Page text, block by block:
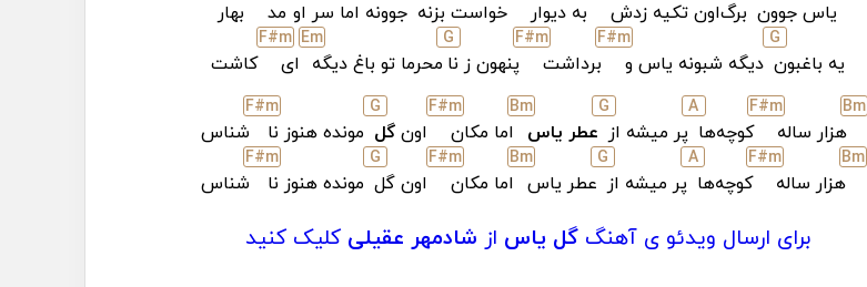
یاس جوون برگ‌اون تکیه زدش به دیوار خواست بزنه جوونه اما سر او مد بهار
یه باغبون
G
دیگه شبونه یاس و
F#m
برداشت
F#m
پنهون ز نا
G
محرما تو باغ دیگه
Em
ای
F#m
کاشت
Bm
هزار ساله
F#m
کوچه‌ها
A
پر میشه از
G
عطر یاس
Bm
اما مکان
F#m
اونگل
G
مونده هنوز نا
F#m
شناس
Bm
هزار ساله
F#m
کوچه‌ها
A
پر میشه از
G
عطر یاس
Bm
اما مکان
F#m
اون گل
G
مونده هنوز نا
F#m
شناس
برای ارسال ویدئو ی آهنگگل یاس از شادمهر عقیلی کلیک کنید